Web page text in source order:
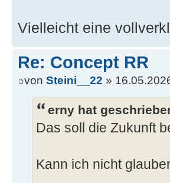
Vielleicht eine
Re: Concept RR
von Steini__22 »
erny hat
Das soll die Zukunft
Kann ich nicht